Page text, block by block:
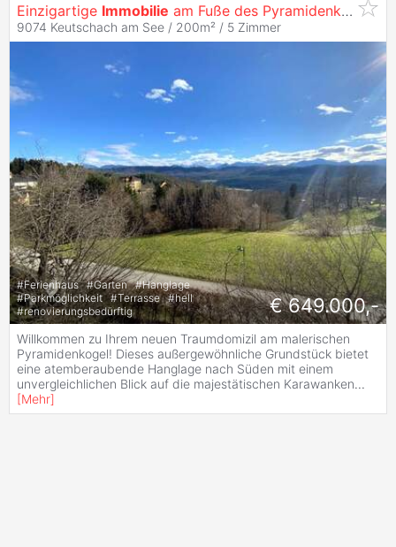
Einzigartige Immobilie am Fuße des Pyramidenkogels
9074 Keutschach am See / 200m² / 5 Zimmer
#Ferienhaus #Garten #Hanglage
#Parkmöglichkeit #Terrasse #hell
#renovierungsbedürftig € 649.000,-
Willkommen zu Ihrem neuen Traumdomizil am malerischen
Pyramidenkogel! Dieses außergewöhnliche Grundstück bietet
eine atemberaubende Hanglage nach Süden mit einem
unvergleichlichen Blick auf die majestätischen Karawanken...
[Mehr]